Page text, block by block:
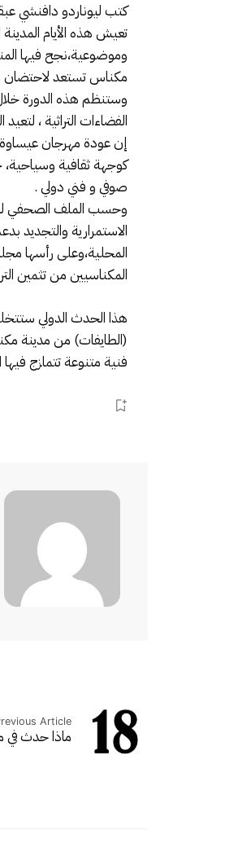
كتب ليوناردو دافنشي
تعيش هذه الأيام
وموضوعية،نجح فيها
مكناس تستعد لاحتضان
الفضاءات التراثية ،
إن عودة مهرجان عيساوة
كوجهة ثقافية وسياحية،
صوفي و فني دولي .
وحسب الملف الصحفي
الاستمرارية
المحلية،وعلى رأسها
المكناسيين من تثمين
هذا الحدث الدولي
(الطايفات) من مدينة
فنية متنوعة تتمازج
Article
ماذا حدث في